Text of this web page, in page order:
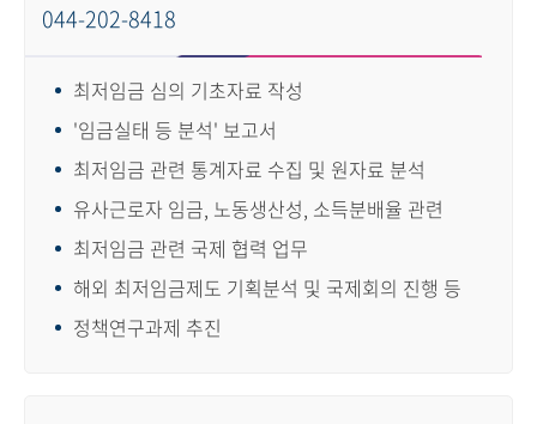
044-202-8418
최저임금 심의 기초자료 작성
'임금실태 등 분석' 보고서
최저임금 관련 통계자료 수집 및 원자료 분석
유사근로자 임금, 노동생산성, 소득분배율 관련
최저임금 관련 국제 협력 업무
해외 최저임금제도 기획분석 및 국제회의 진행 등
정책연구과제 추진